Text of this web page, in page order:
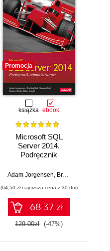
Promocja
książka ebook
Microsoft SQL
Server 2014.
Podręcznik
Adam Jorgensen Bradley Ball
(64,50 zł najniższa cena z 30 dni)
68.37 zł
129.00zł (-47%)